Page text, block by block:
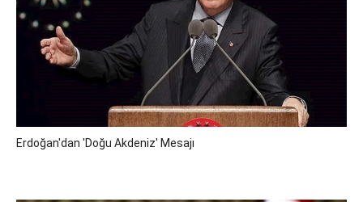
Erdoğan'dan 'Doğu Akdeniz' Mesajı